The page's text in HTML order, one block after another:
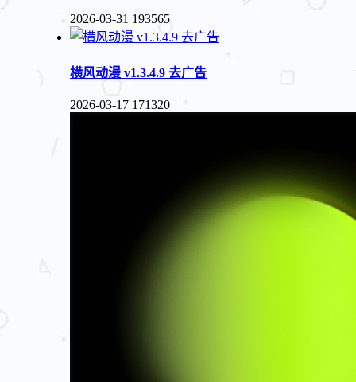
2026-03-31 193565
横风动漫 v1.3.4.9 去广告
2026-03-17 171320